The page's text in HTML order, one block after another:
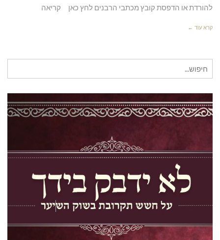
להורדת או הדפסת קובץ מכתבי הרבנים לחץ כאן קריאה
קרא עוד ←
עבור: